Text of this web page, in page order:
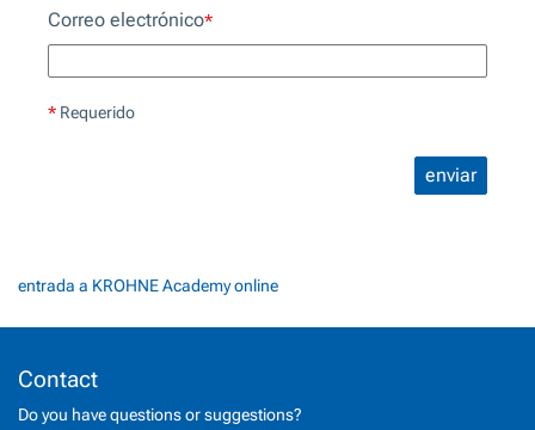
Correo electrónico*
* Requerido
enviar
entrada a KROHNE Academy online
Contact
Do you have questions or suggestions?